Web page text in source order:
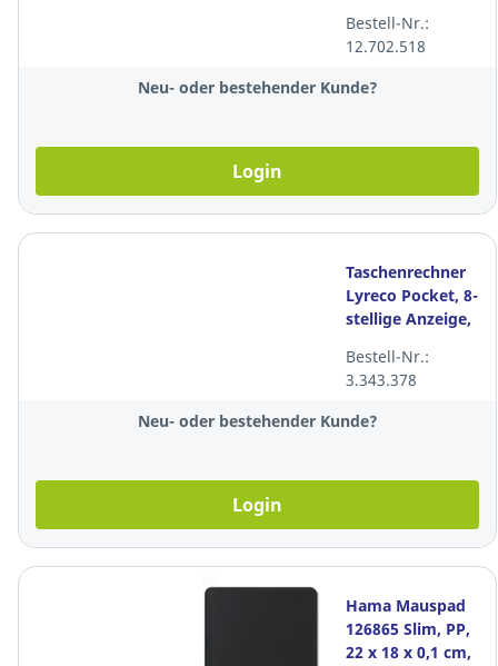
32GB
Speicherkapazität,
schwarz
Bestell-Nr.:
12.702.518
Neu- oder bestehender Kunde?
Login
Taschenrechner
Lyreco Pocket, 8-
stellige Anzeige,
Bestell-Nr.:
3.343.378
Neu- oder bestehender Kunde?
Login
Hama Mauspad
126865 Slim, PP,
22 x 18 x 0,1 cm,